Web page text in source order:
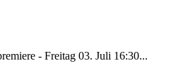
- Freitag 03. Juli 16:30...